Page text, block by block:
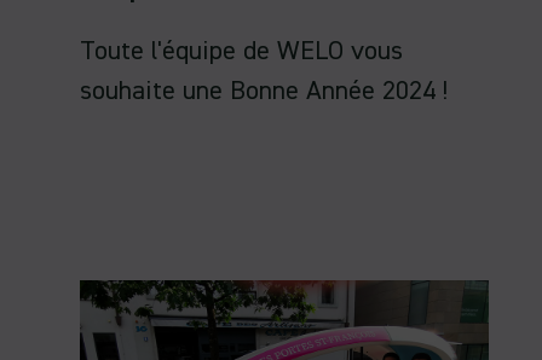
Toute l'équipe de WELO vous
souhaite une Bonne Année 2024 !